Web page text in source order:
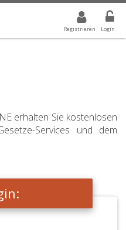
Registrieren Login
WERT IST ALLE
erhalten Sie kostenlosen
Services und dem